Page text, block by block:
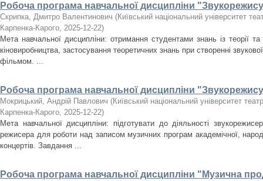
Робоча програма навчальної дисципліни
Скрипка, Дмитро Валентинович (Київський національний університет
Карпенка-Карого, 2025-12-22)
Мета навчальної дисципліни: отримання студентами знань із теорії
кіновиробництва, застосування теоретичних знань при створенні
фільмом. ...
Робоча програма навчальної дисципліни
Мокрицький, Андрій Павлович (Київський національний університет
Карпенка-Карого, 2025-12-22)
Мета навчальної дисципліни: підготувати до діяльності
режисера для роботи над записом музичних програм академічної,
концертів. Завдання ...
Робоча програма навчальної дисципліни "Музична